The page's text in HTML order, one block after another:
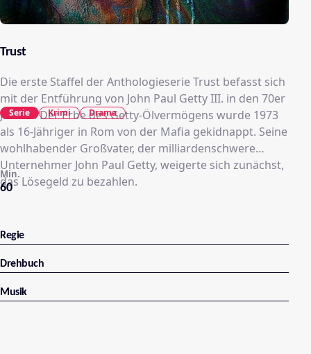
Trust
Die erste Staffel der Anthologieserie Trust befasst sich
mit der Entführung von John Paul Getty III. in den 70er
Jahren. Der Erbe des Getty-Ölvermögens wurde 1973
als 16-Jähriger in Rom von der Mafia gekidnappt. Seine
wohlhabender Großvater, der milliardenschwere
Unternehmer John Paul Getty, weigerte sich zunächst,
das Lösegeld zu bezahlen.
60
Min.
Serie Krimi Drama
Regie
Drehbuch
Musik